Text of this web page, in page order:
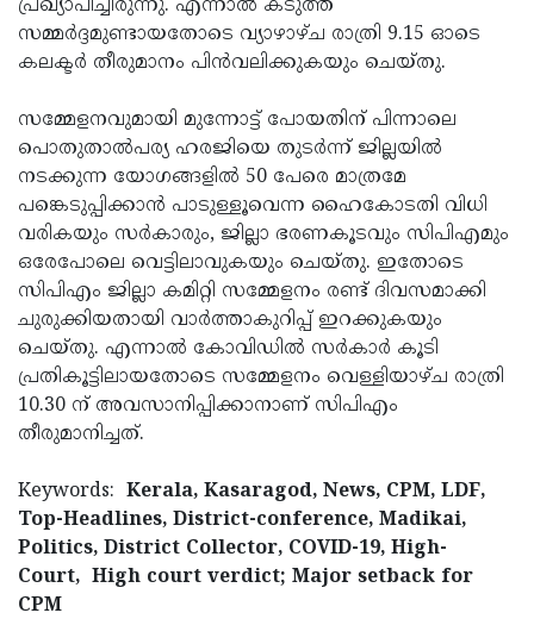
പ്രഖ്യാപിച്ചിരുന്നു. എന്നാല്‍ കടുത്ത
സമ്മര്‍ദ്ദമുണ്ടായതോടെ വ്യാഴാഴ്ച രാത്രി 9.15 ഓടെ
കലക്ടര്‍ തീരുമാനം പിന്‍വലിക്കുകയും ചെയ്തു.
സമ്മേളനവുമായി മുന്നോട്ട് പോയതിന് പിന്നാലെ
പൊതുതാല്‍പര്യ ഹരജിയെ തുടര്‍ന്ന് ജില്ലയില്‍
നടക്കുന്ന യോഗങ്ങളില്‍ 50 പേരെ മാത്രമേ
പങ്കെടുപ്പിക്കാന്‍ പാടുള്ളൂവെന്ന ഹൈകോടതി വിധി
വരികയും സര്‍കാരും, ജില്ലാ ഭരണകൂടവും സിപിഎമും
ഒരേപോലെ വെട്ടിലാവുകയും ചെയ്തു. ഇതോടെ
സിപിഎം ജില്ലാ കമിറ്റി സമ്മേളനം രണ്ട് ദിവസമാക്കി
ചുരുക്കിയതായി വാര്‍ത്താകുറിപ്പ് ഇറക്കുകയും
ചെയ്തു. എന്നാല്‍ കോവിഡില്‍ സര്‍കാർ കൂടി
പ്രതികൂട്ടിലായതോടെ സമ്മേളനം വെള്ളിയാഴ്ച രാത്രി
10.30 ന് അവസാനിപ്പിക്കാനാണ് സിപിഎം
തീരുമാനിച്ചത്.
Keywords: Kerala, Kasaragod, News, CPM, LDF,
Top-Headlines, District-conference, Madikai,
Politics, District Collector, COVID-19, High-
Court, High court verdict; Major setback for
CPM